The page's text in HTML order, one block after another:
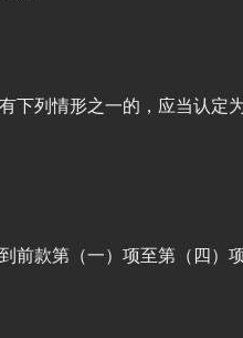
下列情形之一的，应当认定
前款第（一）项至第（四）